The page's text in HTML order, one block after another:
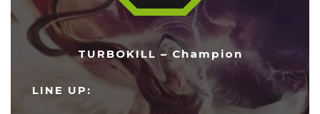
TURBOKILL – Champion
LINE UP: